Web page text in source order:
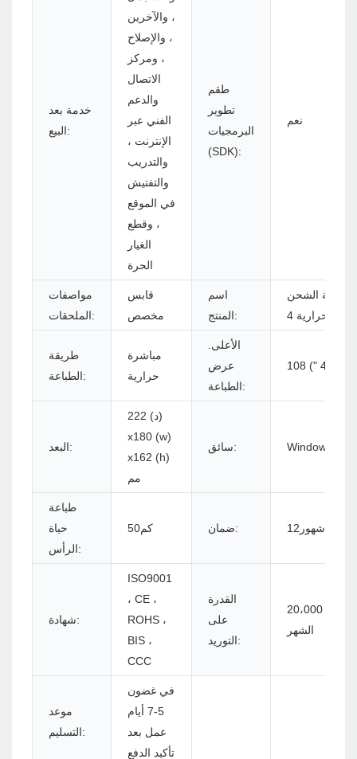
خدمة بعد
البيع:
، والآخرين
، والإصلاح
، ومركز
الاتصال
والدعم
الفني عبر
الإنترنت ،
والتدريب
والتفتيش
في الموقع
، وقطع
الغيار
الحرة
طقم
تطوير
البرمجيات
(SDK):
نعم
مواصفات
الملحقات:
قابس
مخصص
اسم
المنتج:
تسمية الشحن
طريقة
الطباعة:
مباشرة
حرارية
الأعلى.
عرض
الطباعة:
البعد:
222 (د)
x180 (w)
x162 (h)
مم
سائق: Windows/
طباعة
حياة
الرأس:
كم50 ضمان: شهور12
شهادة:
ISO9001
، CE ،
ROHS ،
BIS ،
CCC
القدرة
على
التوريد:
20،000 قطعة في
الشهر
موعد
التسليم:
في غضون
5-7 أيام
عمل بعد
تأكيد الدفع